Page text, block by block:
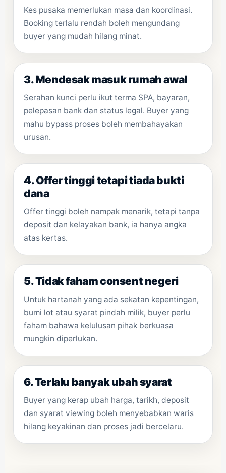
Kes pusaka memerlukan masa dan koordinasi.
Booking terlalu rendah boleh mengundang
buyer yang mudah hilang minat.
3. Mendesak masuk rumah awal
Serahan kunci perlu ikut terma SPA, bayaran,
pelepasan bank dan status legal. Buyer yang
mahu bypass proses boleh membahayakan
urusan.
4. Offer tinggi tetapi tiada bukti
dana
Offer tinggi boleh nampak menarik, tetapi tanpa
deposit dan kelayakan bank, ia hanya angka
atas kertas.
5. Tidak faham consent negeri
Untuk hartanah yang ada sekatan kepentingan,
bumi lot atau syarat pindah milik, buyer perlu
faham bahawa kelulusan pihak berkuasa
mungkin diperlukan.
6. Terlalu banyak ubah syarat
Buyer yang kerap ubah harga, tarikh, deposit
dan syarat viewing boleh menyebabkan waris
hilang keyakinan dan proses jadi bercelaru.